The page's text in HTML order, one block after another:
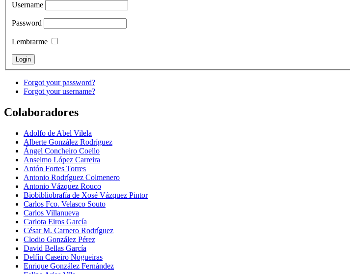
Username
Password
Lembrarme
Forgot your password?
Forgot your username?
Colaboradores
Adolfo de Abel Vilela
Alberte González Rodríguez
Ángel Concheiro Coello
Anselmo López Carreira
Antón Fortes Torres
Antonio Rodríguez Colmenero
Antonio Vázquez Rouco
Biobibliobrafía de Xosé Vázquez Pintor
Carlos Fco. Velasco Souto
Carlos Villanueva
Carlota Eiros García
César M. Carnero Rodríguez
Clodio González Pérez
David Bellas García
Delfín Caseiro Nogueiras
Enrique González Fernández